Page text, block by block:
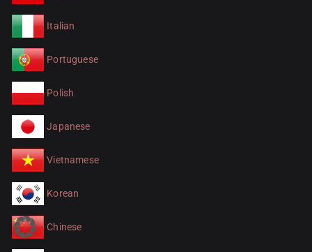
Italian
Portuguese
Polish
Japanese
Vietnamese
Korean
Chinese